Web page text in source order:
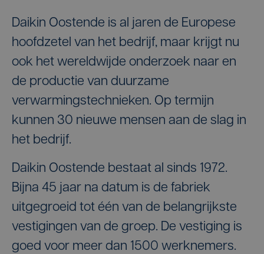
Daikin Oostende is al jaren de Europese
hoofdzetel van het bedrijf, maar krijgt nu
ook het wereldwijde onderzoek naar en
de productie van duurzame
verwarmingstechnieken. Op termijn
kunnen 30 nieuwe mensen aan de slag in
het bedrijf.
Daikin Oostende bestaat al sinds 1972.
Bijna 45 jaar na datum is de fabriek
uitgegroeid tot één van de belangrijkste
vestigingen van de groep. De vestiging is
goed voor meer dan 1500 werknemers.